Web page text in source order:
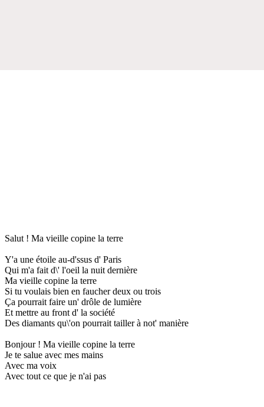
Salut ! Ma vieille copine la terre
Y'a une étoile au-d'ssus d' Paris
Qui m'a fait d\' l'oeil la nuit dernière
Ma vieille copine la terre
Si tu voulais bien en faucher deux ou trois
Ça pourrait faire un' drôle de lumière
Et mettre au front d' la société
Des diamants qu\'on pourrait tailler à not' manière
Bonjour ! Ma vieille copine la terre
Je te salue avec mes mains
Avec ma voix
Avec tout ce que je n'ai pas